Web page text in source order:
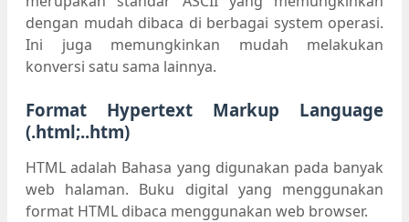
dengan mudah dibaca di berbagai system operasi.
Ini juga memungkinkan mudah melakukan
konversi satu sama lainnya.
Format Hypertext Markup Language
(.html;..htm)
HTML adalah Bahasa yang digunakan pada banyak
web halaman. Buku digital yang menggunakan
format HTML dibaca menggunakan web browser.